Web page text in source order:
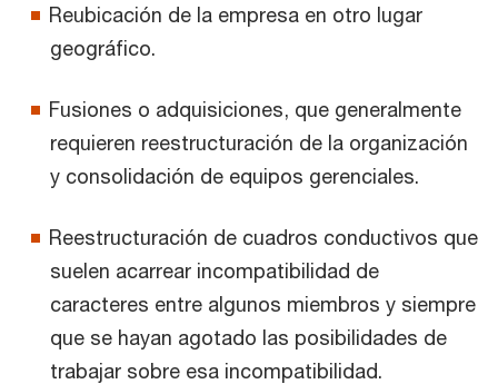
Reubicación de la empresa en otro lugar
geográfico.
Fusiones o adquisiciones, que generalmente
requieren reestructuración de la organización
y consolidación de equipos gerenciales.
Reestructuración de cuadros conductivos que
suelen acarrear incompatibilidad de
caracteres entre algunos miembros y siempre
que se hayan agotado las posibilidades de
trabajar sobre esa incompatibilidad.